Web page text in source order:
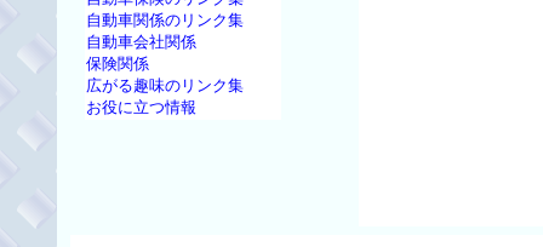
自動車関係のリンク集
自動車会社関係
保険関係
広がる趣味のリンク集
お役に立つ情報